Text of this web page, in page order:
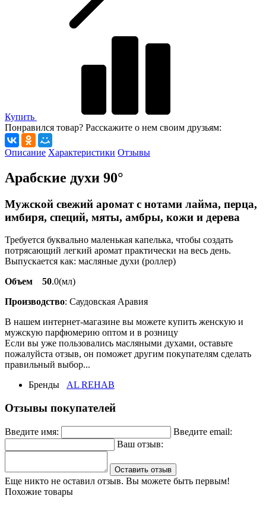
Купить
Понравился товар? Расскажите о нем своим друзьям:
Описание Характеристики Отзывы
Арабские духи 90°
Мужской свежий аромат с нотами лайма, перца,
имбиря, специй, мяты, амбры, кожи и дерева
Требуется буквально маленькая капелька, чтобы создать
потрясающий легкий аромат практически на весь день.
Выпускается как: масляные духи (роллер)
Объем 50.0(мл)
Производство: Саудовская Аравия
В нашем интернет-магазине вы можете купить женскую и
мужскую парфюмерию оптом и в розницу
Если вы уже пользовались масляными духами, оставьте
пожалуйста отзыв, он поможет другим покупателям сделать
правильный выбор...
Бренды
AL REHAB
Отзывы покупателей
Введите имя:
Введите email:
Ваш отзыв:
Оставить отзыв
Еще никто не оставил отзыв. Вы можете быть первым!
Похожие товары